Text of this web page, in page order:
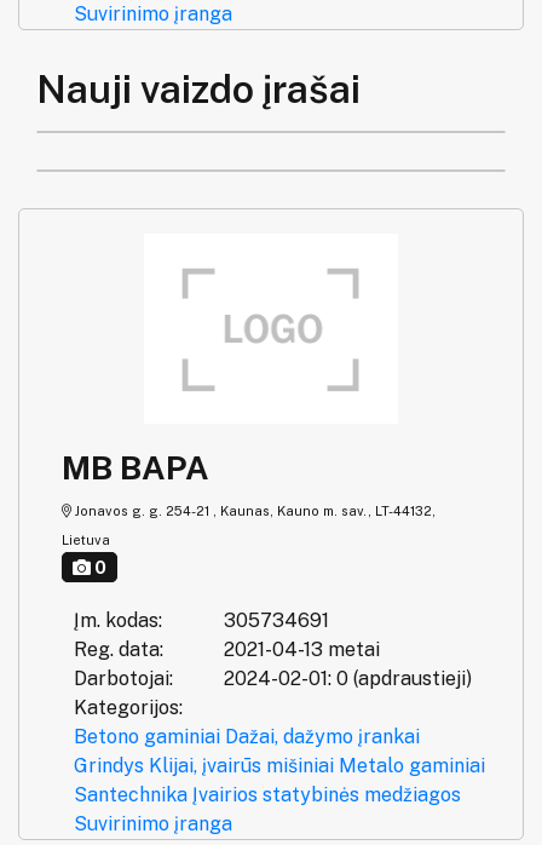
Suvirinimo įranga
Nauji vaizdo įrašai
MB BAPA
Jonavos g. g. 254-21 , Kaunas, Kauno m. sav., LT-44132,
Lietuva
0
Įm. kodas:
305734691
Reg. data:
2021-04-13 metai
Darbotojai:
2024-02-01: 0 (apdraustieji)
Kategorijos:
Betono gaminiai Dažai, dažymo įrankai
Grindys Klijai, įvairūs mišiniai Metalo gaminiai
Santechnika Įvairios statybinės medžiagos
Suvirinimo įranga